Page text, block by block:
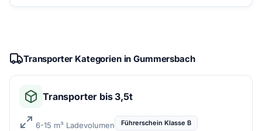
Transporter Kategorien in Gummersbach
Transporter bis 3,5t
6-15 m³ Ladevolumen Führerschein Klasse B